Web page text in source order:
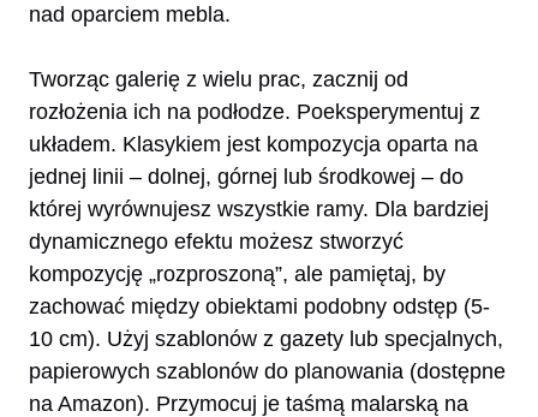
nad oparciem mebla.
Tworząc galerię z wielu prac, zacznij od
rozłożenia ich na podłodze. Poeksperymentuj z
układem. Klasykiem jest kompozycja oparta na
jednej linii – dolnej, górnej lub środkowej – do
której wyrównujesz wszystkie ramy. Dla bardziej
dynamicznego efektu możesz stworzyć
kompozycję „rozproszoną”, ale pamiętaj, by
zachować między obiektami podobny odstęp (5-
10 cm). Użyj szablonów z gazety lub specjalnych,
papierowych szablonów do planowania (dostępne
na Amazon). Przymocuj je taśmą malarską na